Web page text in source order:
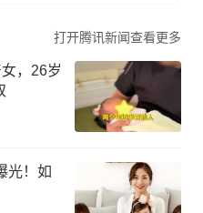
打开腾讯新闻查看更多
，26岁
光！如